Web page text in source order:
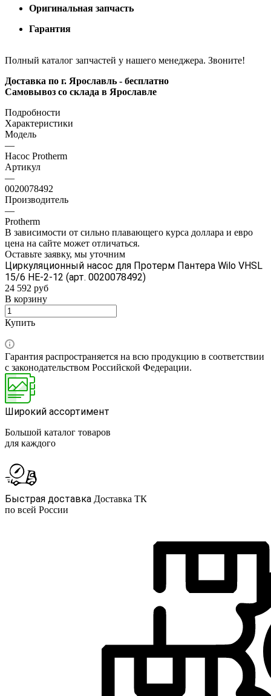
Оригинальная запчасть
Гарантия
Полный каталог запчастей у нашего менеджера. Звоните!
Доставка по г. Ярославль - бесплатно
Самовывоз со склада в Ярославле
Подробности
Характеристики
Модель
—
Насос Protherm
Артикул
—
0020078492
Производитель
—
Protherm
В зависимости от сильно плавающего курса доллара и евро
цена на сайте может отличаться.
Оставьте заявку, мы уточним
Циркуляционный насос для Протерм Пантера Wilo VHSL
15/6 HE-2-12 (арт. 0020078492)
24 592 руб
В корзину
Купить
Гарантия распространяется на всю продукцию в соответствии
с законодательством Российской Федерации.
Широкий ассортимент
Большой каталог товаров
для каждого
Быстрая доставка Доставка ТК
по всей России